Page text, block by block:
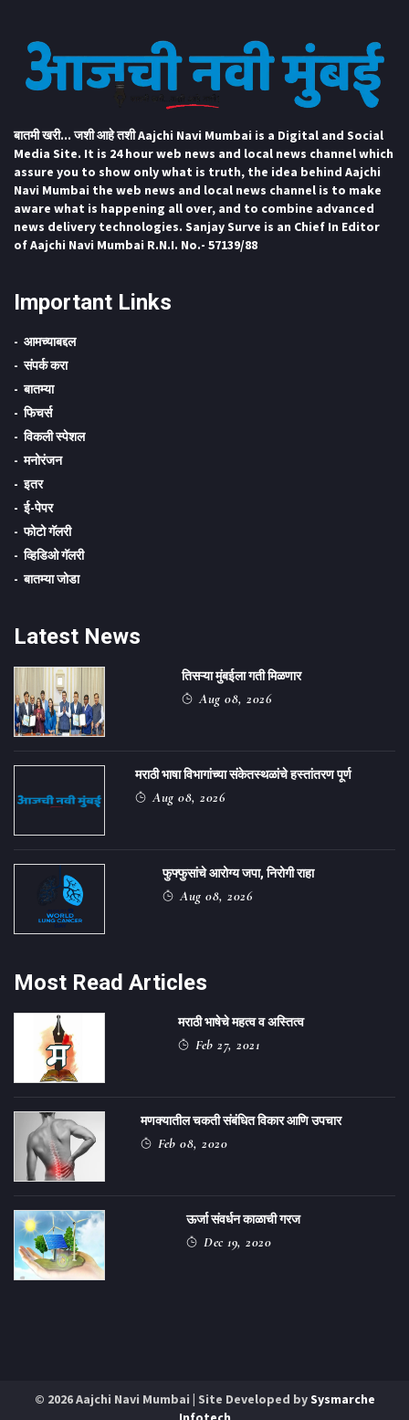
बातमी खरी... जशी आहे तशी Aajchi Navi Mumbai is a Digital and Social
Media Site. It is 24 hour web news and local news channel which
assure you to show only what is truth, the idea behind Aajchi
Navi Mumbai the web news and local news channel is to make
aware what is happening all over, and to combine advanced
news delivery technologies. Sanjay Surve is an Chief In Editor
of Aajchi Navi Mumbai R.N.I. No.- 57139/88
Important Links
आमच्याबद्दल
संपर्क करा
बातम्या
फिचर्स
विकली स्पेशल
मनोरंजन
इतर
ई-पेपर
फोटो गॅलरी
व्हिडिओ गॅलरी
बातम्या जोडा
Latest News
तिसऱ्या मुंबईला गती मिळणार
Aug 08, 2026
मराठी भाषा विभागांच्या संकेतस्थळांचे हस्तांतरण पूर्ण
Aug 08, 2026
फुफ्फुसांचे आरोग्य जपा, निरोगी राहा
Aug 08, 2026
Most Read Articles
मराठी भाषेचे महत्व व अस्तित्व
Feb 27, 2021
मणक्यातील चकती संबंधित विकार आणि उपचार
Feb 08, 2020
ऊर्जा संवर्धन काळाची गरज
Dec 19, 2020
© 2026 Aajchi Navi Mumbai | Site Developed bySysmarche